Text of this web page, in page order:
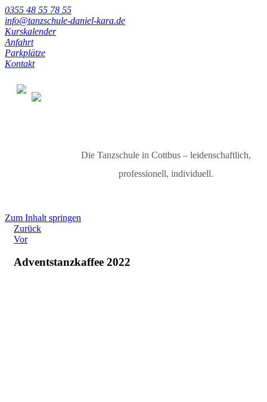
0355 48 55 78 55
info@tanzschule-daniel-kara.de
Kurskalender
Anfahrt
Parkplätze
Kontakt
Die Tanzschule in Cottbus – leidenschaftlich,
professionell, individuell.
Zum Inhalt springen
Zurück
Vor
Adventstanzkaffee 2022